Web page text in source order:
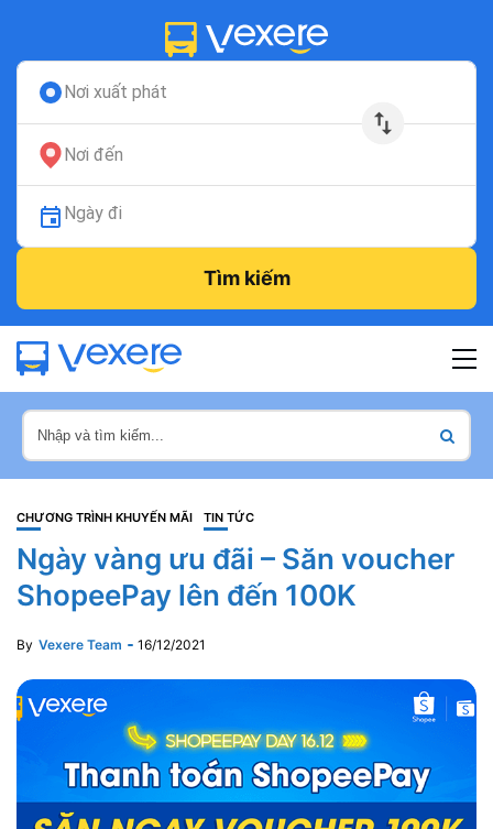
Nơi xuất phát
Nơi đến
Ngày đi
Tìm kiếm
CHƯƠNG TRÌNH KHUYẾN MÃI TIN TỨC
Ngày vàng ưu đãi – Săn voucher
ShopeePay lên đến 100K
By Vexere Team 16/12/2021